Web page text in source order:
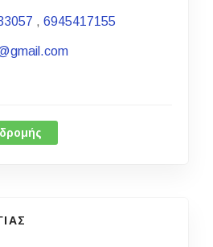
,6945417155